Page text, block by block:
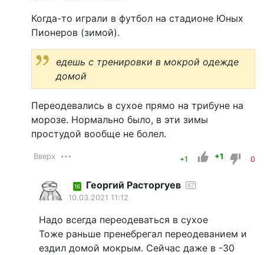
Когда-то играли в футбол на стадионе Юных
Пионеров (зимой).
едешь с тренировки в мокрой одежде
домой
Переодевались в сухое прямо на трибуне на
морозе. Нормально было, в эти зимы
простудой вообще не болел.
Вверх +1 +1 0
16 Георгий Расторгуев 67
10.03.2021 11:12
Надо всегда переодеваться в сухое
Тоже раньше пренебрегал переодеванием и
ездил домой мокрым. Сейчас даже в -30